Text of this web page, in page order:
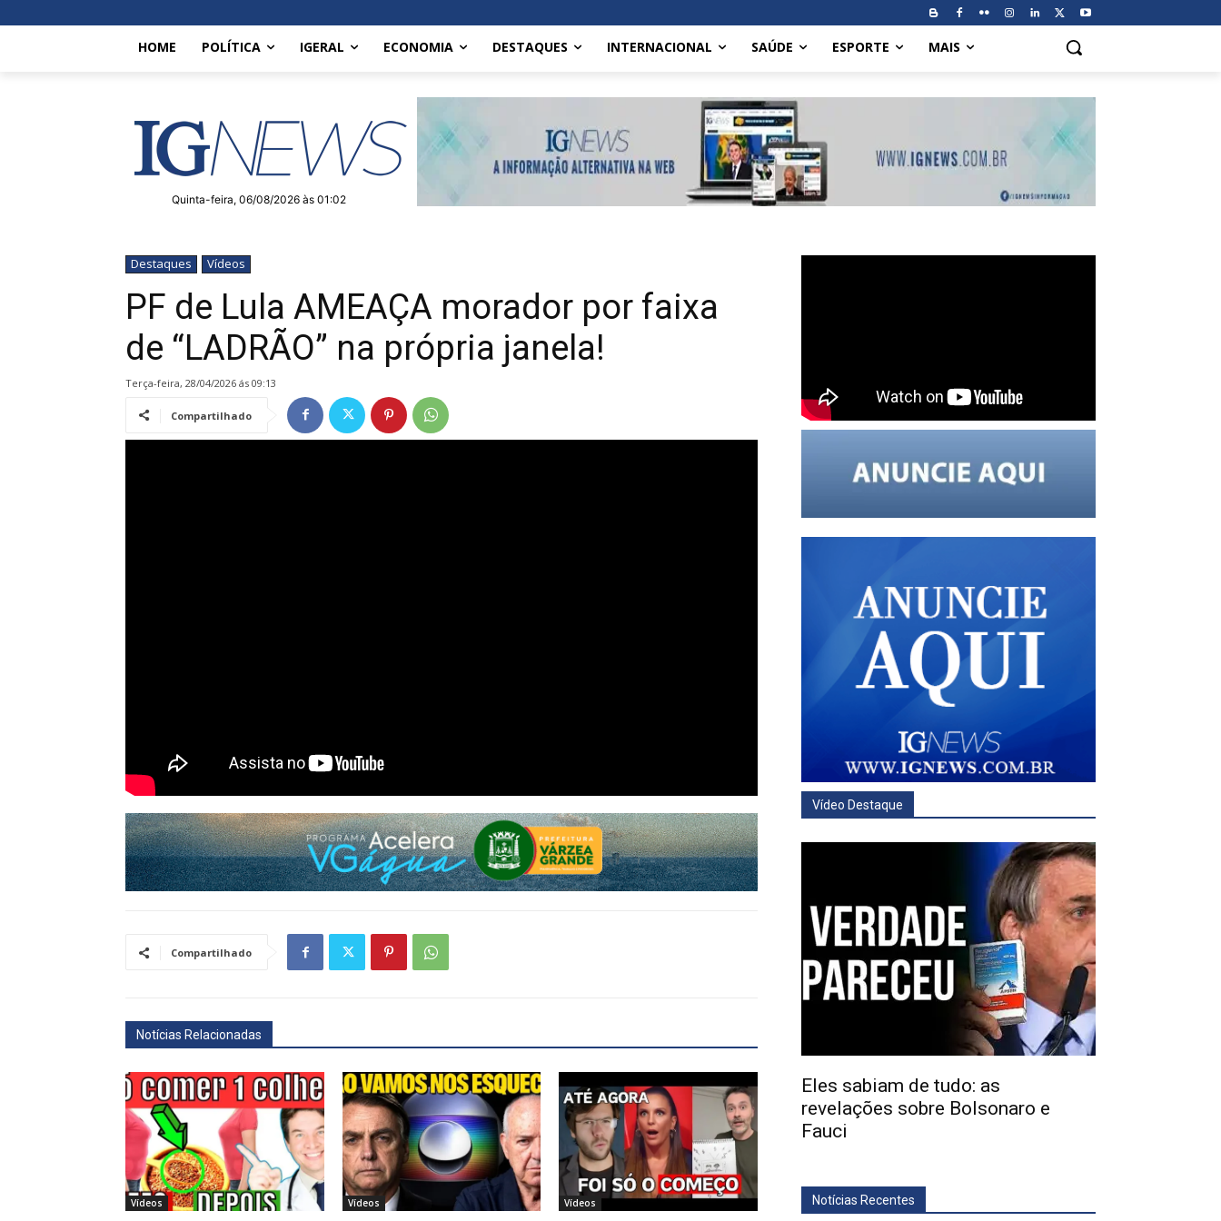
HOME POLÍTICA IGERAL ECONOMIA DESTAQUES INTERNACIONAL SAÚDE ESPORTE MAIS
Quinta-feira, 06/08/2026 às 01:02
Destaques Vídeos
PF de Lula AMEAÇA morador por faixa
de “LADRÃO” na própria janela!
terça-feira, 28/04/2026 ás 09:13
Compartilhado
Compartilhado
Notícias Relacionadas
Vídeos Vídeos Vídeos
Vídeo Destaque
Eles sabiam de tudo: as
revelações sobre Bolsonaro e
Fauci
Notícias Recentes